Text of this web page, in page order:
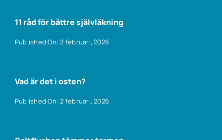
11 råd för bättre självläkning
Published On: 2 februari, 2026
Vad är det i osten?
Published On: 2 februari, 2026